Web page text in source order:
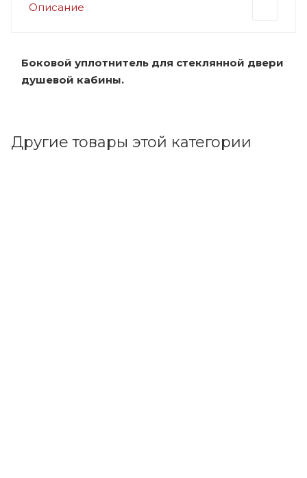
Описание
Боковой уплотнитель для стеклянной двери
душевой кабины.
Другие товары этой категории